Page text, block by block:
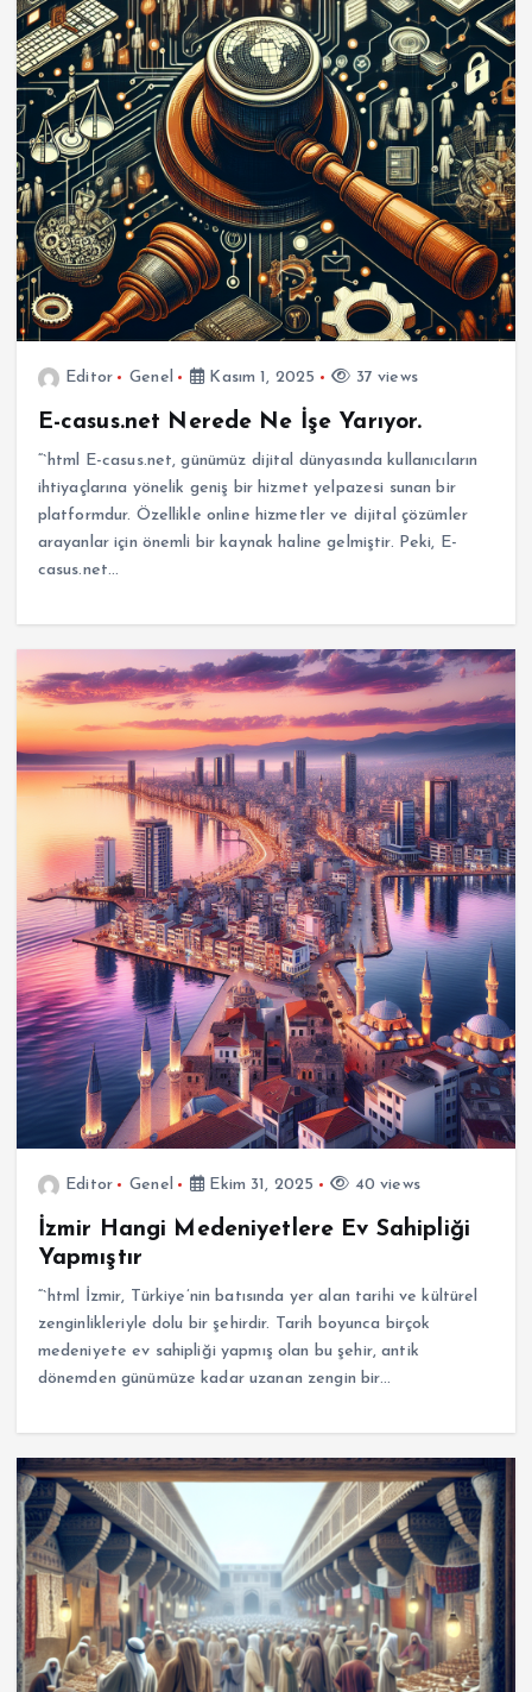
Editor Genel Kasım 1, 2025 37 views
E-casus.net Nerede Ne İşe Yarıyor.
“`html E-casus.net, günümüz dijital dünyasında kullanıcıların
ihtiyaçlarına yönelik geniş bir hizmet yelpazesi sunan bir
platformdur. Özellikle online hizmetler ve dijital çözümler
arayanlar için önemli bir kaynak haline gelmiştir. Peki, E-
casus.net…
Editor Genel Ekim 31, 2025 40 views
İzmir Hangi Medeniyetlere Ev Sahipliği
Yapmıştır
“`html İzmir, Türkiye’nin batısında yer alan tarihi ve kültürel
zenginlikleriyle dolu bir şehirdir. Tarih boyunca birçok
medeniyete ev sahipliği yapmış olan bu şehir, antik
dönemden günümüze kadar uzanan zengin bir…